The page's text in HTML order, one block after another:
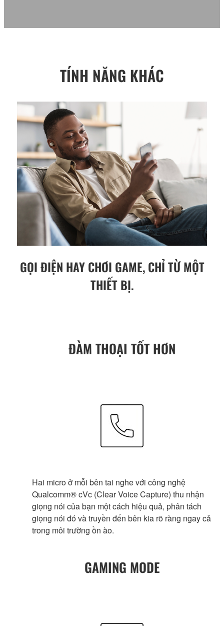
TÍNH NĂNG KHÁC
GỌI ĐIỆN HAY CHƠI GAME, CHỈ TỪ MỘT
THIẾT BỊ.
ĐÀM THOẠI TỐT HƠN
Hai micro ở mỗi bên tai nghe với công nghệ
Qualcomm® cVc (Clear Voice Capture) thu nhận
giọng nói của bạn một cách hiệu quả, phân tách
giọng nói đó và truyền đến bên kia rõ ràng ngay cả
trong môi trường ồn ào.
GAMING MODE